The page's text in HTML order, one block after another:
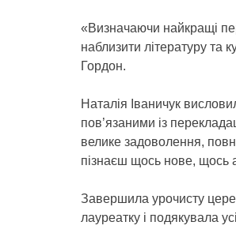
«Визначаючи найкращі
наблизити літературу та
Гордон.
Наталія Іваничук
пов’язаними із
велике задоволення,
пізнаєш щось нове, щось
Завершила урочисту
лауреатку і подякувала